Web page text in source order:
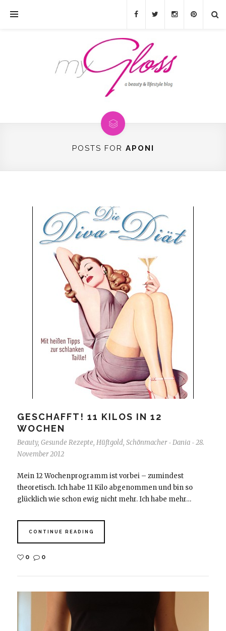
POSTS FOR APONI
GESCHAFFT! 11 KILOS IN 12
WOCHEN
Beauty, Gesunde Rezepte, Hüftgold, Schönmacher - Dania - 28.
November 2012
Mein 12 Wochenprogramm ist vorbei – zumindest
theoretisch. Ich habe 11 Kilo abgenommen und bin so
glücklich wie schon ewig nicht mehr. Ich habe mehr…
CONTINUE READING
0 0